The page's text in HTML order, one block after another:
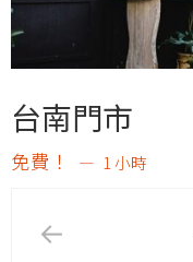
台南門市
免費！ 1 小時